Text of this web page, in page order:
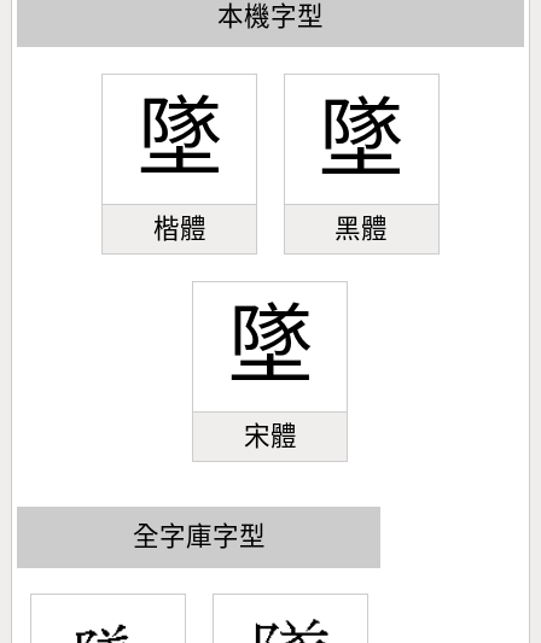
本機字型
墜
楷體
墜
黑體
墜
宋體
全字庫字型